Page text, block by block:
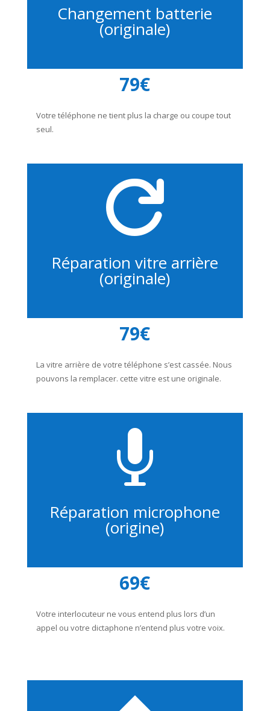
Changement batterie
(originale)
79€
Votre téléphone ne tient plus la charge ou coupe tout
seul.

Réparation vitre arrière
(originale)
79€
La vitre arrière de votre téléphone s’est cassée. Nous
pouvons la remplacer. cette vitre est une originale.

Réparation microphone
(origine)
69€
Votre interlocuteur ne vous entend plus lors d’un
appel ou votre dictaphone n’entend plus votre voix.